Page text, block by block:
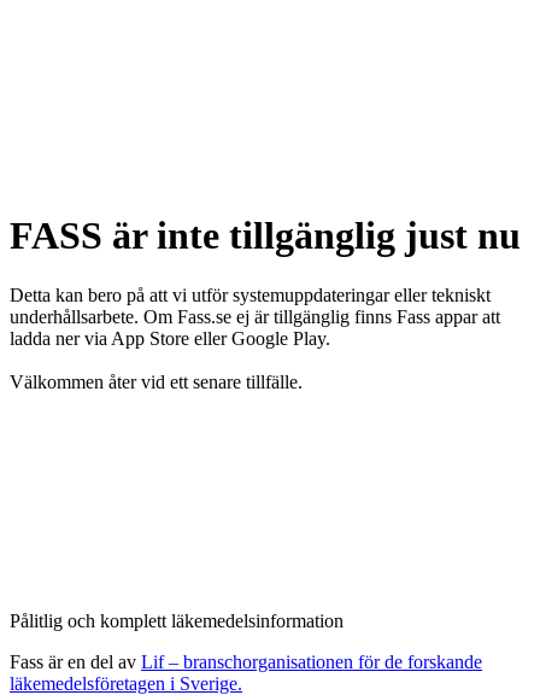
FASS är inte tillgänglig just nu
Detta kan bero på att vi utför systemuppdateringar eller tekniskt
underhållsarbete. Om Fass.se ej är tillgänglig finns Fass appar att
ladda ner via App Store eller Google Play.
Välkommen åter vid ett senare tillfälle.
Pålitlig och komplett läkemedelsinformation
Fass är en del av Lif – branschorganisationen för de forskande
läkemedelsföretagen i Sverige.